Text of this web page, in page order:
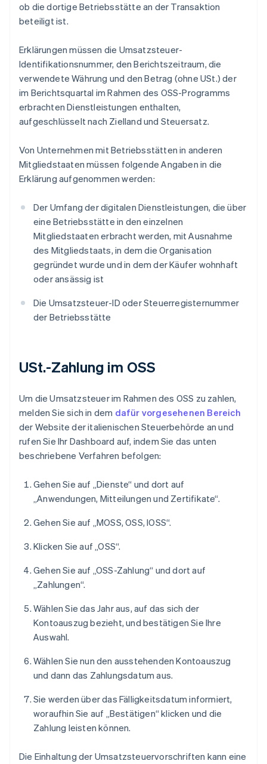
ob die dortige Betriebsstätte an der Transaktion
beteiligt ist.
Erklärungen müssen die Umsatzsteuer-
Identifikationsnummer, den Berichtszeitraum, die
verwendete Währung und den Betrag (ohne USt.) der
im Berichtsquartal im Rahmen des OSS-Programms
erbrachten Dienstleistungen enthalten,
aufgeschlüsselt nach Zielland und Steuersatz.
Von Unternehmen mit Betriebsstätten in anderen
Mitgliedstaaten müssen folgende Angaben in die
Erklärung aufgenommen werden:
Der Umfang der digitalen Dienstleistungen, die über
eine Betriebsstätte in den einzelnen
Mitgliedstaaten erbracht werden, mit Ausnahme
des Mitgliedstaats, in dem die Organisation
gegründet wurde und in dem der Käufer wohnhaft
oder ansässig ist
Die Umsatzsteuer-ID oder Steuerregisternummer
der Betriebsstätte
USt.-Zahlung im OSS
Um die Umsatzsteuer im Rahmen des OSS zu zahlen,
melden Sie sich in dem dafür vorgesehenen Bereich
der Website der italienischen Steuerbehörde an und
rufen Sie Ihr Dashboard auf, indem Sie das unten
beschriebene Verfahren befolgen:
Gehen Sie auf „Dienste“ und dort auf
„Anwendungen, Mitteilungen und Zertifikate“.
Gehen Sie auf „MOSS, OSS, IOSS“.
Klicken Sie auf „OSS“.
Gehen Sie auf „OSS-Zahlung“ und dort auf
„Zahlungen“.
Wählen Sie das Jahr aus, auf das sich der
Kontoauszug bezieht, und bestätigen Sie Ihre
Auswahl.
Wählen Sie nun den ausstehenden Kontoauszug
und dann das Zahlungsdatum aus.
Sie werden über das Fälligkeitsdatum informiert,
woraufhin Sie auf „Bestätigen“ klicken und die
Zahlung leisten können.
Die Einhaltung der Umsatzsteuervorschriften kann eine